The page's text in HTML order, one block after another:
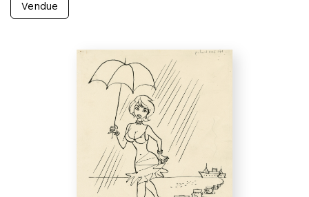
Vendue